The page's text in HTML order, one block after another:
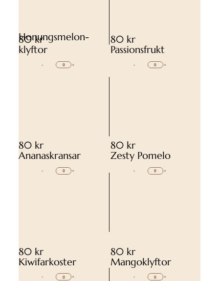
80 kr
Honungsmelon-
klyftor
- +
80 kr
Passionsfrukt
- +
80 kr
Ananaskransar
- +
80 kr
Zesty Pomelo
- +
80 kr
Kiwifarkoster
- +
80 kr
Mangoklyftor
- +